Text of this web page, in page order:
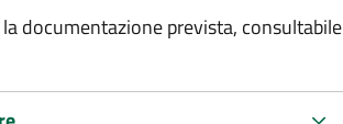
documentazione prevista, consultabile